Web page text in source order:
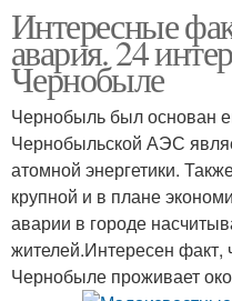
Интересные
авария. 24
Чернобыле
Чернобыль был основан
Чернобыльской АЭС
атомной энергетики.
крупной и в плане
аварии в городе
жителей.Интересен факт,
Чернобыле проживает